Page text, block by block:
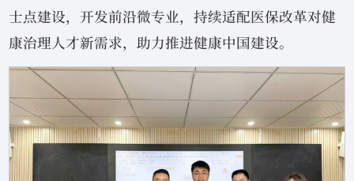
士点建设，开发前沿微专业，持续适配医保改革对健
康治理人才新需求，助力推进健康中国建设。